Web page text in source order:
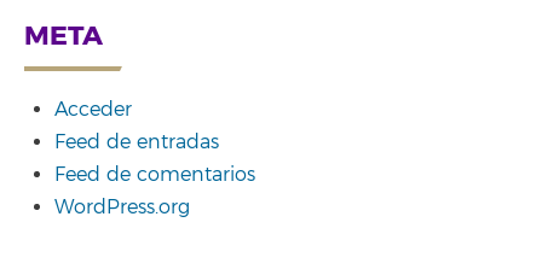
META
Acceder
Feed de entradas
Feed de comentarios
WordPress.org